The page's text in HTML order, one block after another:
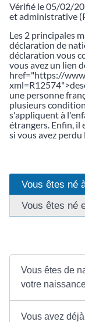
Vérifié le 05/02/
et administrative
Les 2 principales
déclaration de
déclaration vous
vous avez un lien
href="https://
une personne
plusieurs
s'appliquent à
étrangers. Enfin, il
si vous avez
Vous êtes né
Vous êtes né
Vous êtes de
votre
Vous avez